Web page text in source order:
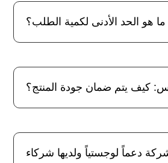
هو الحد الأدنى لكمية الطلب؟
كيف يتم ضمان جودة المنتج؟
دعماً لوجستياً ولديها شركاء